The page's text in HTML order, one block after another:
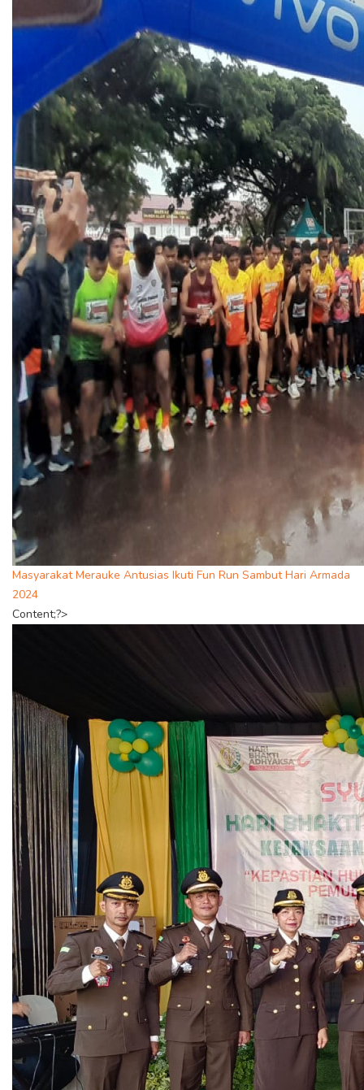
Masyarakat Merauke Antusias Ikuti Fun Run Sambut Hari Armada
2024
Content;?>